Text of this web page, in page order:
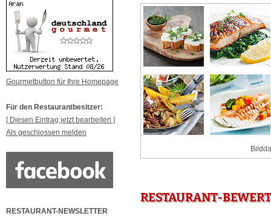
Gourmetbutton für Ihre Homepage
Für den Restaurantbesitzer:
[ Diesen Eintrag jetzt bearbeiten ]
Als geschlossen melden
RESTAURANT-NEWSLETTER
RESTAURANT-